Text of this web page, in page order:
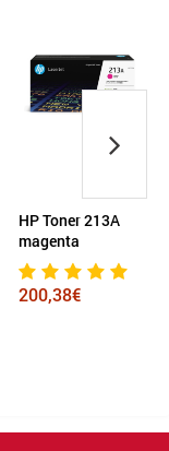
HP Toner 213A
magenta
200,38€